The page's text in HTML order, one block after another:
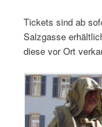
Tickets sind ab
Salzgasse
diese vor Ort